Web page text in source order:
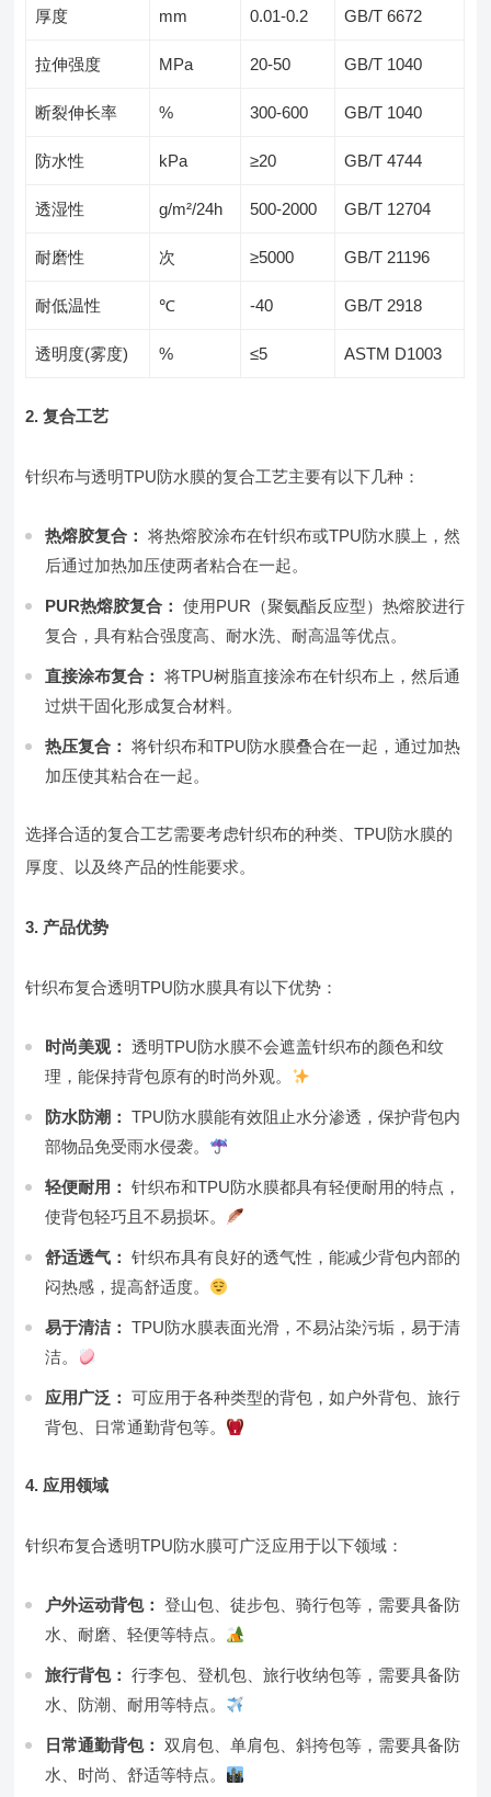
厚度 mm 0.01-0.2 GB/T 6672
拉伸强度 MPa 20-50 GB/T 1040
断裂伸长率 % 300-600 GB/T 1040
防水性 kPa ≥20 GB/T 4744
透湿性 g/m²/24h 500-2000 GB/T 12704
耐磨性 次 ≥5000 GB/T 21196
耐低温性 ℃ -40 GB/T 2918
透明度(雾度) % ≤5 ASTM D1003
2. 复合工艺
针织布与透明TPU防水膜的复合工艺主要有以下几种：
热熔胶复合： 将热熔胶涂布在针织布或TPU防水膜上，然
后通过加热加压使两者粘合在一起。
PUR热熔胶复合： 使用PUR（聚氨酯反应型）热熔胶进行
复合，具有粘合强度高、耐水洗、耐高温等优点。
直接涂布复合： 将TPU树脂直接涂布在针织布上，然后通
过烘干固化形成复合材料。
热压复合： 将针织布和TPU防水膜叠合在一起，通过加热
加压使其粘合在一起。
选择合适的复合工艺需要考虑针织布的种类、TPU防水膜的
厚度、以及终产品的性能要求。
3. 产品优势
针织布复合透明TPU防水膜具有以下优势：
时尚美观： 透明TPU防水膜不会遮盖针织布的颜色和纹
理，能保持背包原有的时尚外观。
防水防潮： TPU防水膜能有效阻止水分渗透，保护背包内
部物品免受雨水侵袭。
轻便耐用： 针织布和TPU防水膜都具有轻便耐用的特点，
使背包轻巧且不易损坏。
舒适透气： 针织布具有良好的透气性，能减少背包内部的
闷热感，提高舒适度。
易于清洁： TPU防水膜表面光滑，不易沾染污垢，易于清
洁。
应用广泛： 可应用于各种类型的背包，如户外背包、旅行
背包、日常通勤背包等。
4. 应用领域
针织布复合透明TPU防水膜可广泛应用于以下领域：
户外运动背包： 登山包、徒步包、骑行包等，需要具备防
水、耐磨、轻便等特点。
旅行背包： 行李包、登机包、旅行收纳包等，需要具备防
水、防潮、耐用等特点。
日常通勤背包： 双肩包、单肩包、斜挎包等，需要具备防
水、时尚、舒适等特点。